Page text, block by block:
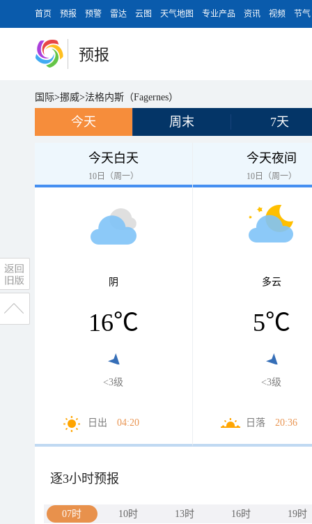
首页 预报 预警 雷达 云图 天气地图 专业产品 资讯 视频 节气
预报
国际>挪威>法格内斯（Fagernes）
今天 周末 7天
今天白天
10日（周一）
阴
16℃
<3级
日出 04:20
今天夜间
10日（周一）
多云
5℃
<3级
日落 20:36
逐3小时预报
07时 10时 13时 16时 19时